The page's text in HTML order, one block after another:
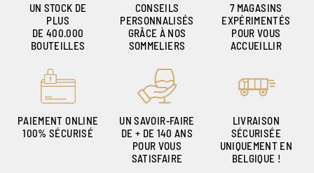
UN STOCK DE
PLUS
DE 400.000
BOUTEILLES
CONSEILS
PERSONNALISÉS
GRÂCE À NOS
SOMMELIERS
7 MAGASINS
EXPÉRIMENTÉS
POUR VOUS
ACCUEILLIR
PAIEMENT ONLINE
100% SÉCURISÉ
UN SAVOIR-FAIRE
DE + DE 140 ANS
POUR VOUS
SATISFAIRE
LIVRAISON
SÉCURISÉE
UNIQUEMENT EN
BELGIQUE !